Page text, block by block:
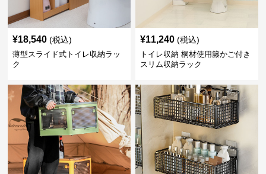
¥18,540 (税込)
薄型スライド式トイレ収納ラッ
ク
¥11,240 (税込)
トイレ収納 桐材使用籐かご付き
スリム収納ラック